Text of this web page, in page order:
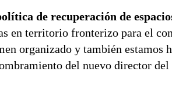
de recuperación de
en territorio fronterizo para el
organizado y también estamos
del nuevo director